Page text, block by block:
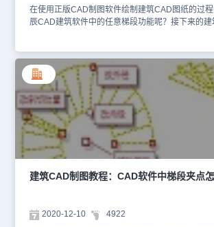
侧栏杆】创建内侧扶手，勾选此复选框自动生成默
杆。【标注上楼方向】勾选此项，在楼梯对象中，
时按步数设置剖切线中心所在位置，作为坡道时按
线中心所在位置。【作为坡道】此复选框，楼梯段
框中会显示出如下“单坡长度”的编辑框输入长度。
制双跑楼梯的注意事项：1.勾选“作为坡道”前要求
等，否则坡长不能准确定义；2.坡道的防滑条的间
要在勾选“作为坡道”前要设好。在确定楼梯参数和
楼梯所在的开间选择墙体(门窗)，自动算出楼梯间
度，提供预览插入楼梯，命令行提示：请选择楼梯
窗 [自由插入(F)]<退出>: 选择平台一侧的墙或门窗
格键插入楼梯，下图所示为选择普通窗与转角窗插
比较，如果小于后者就按后者，如果大于后者，就
大家介绍浩辰CAD建筑软件中绘制双跑楼梯的操作
伙伴可以关注浩辰CAD官网教程专区哦~
在使用正版CAD制图软件绘制建筑CAD图纸的过
辰CAD建筑软件中的任意梯段功能呢？接下来的
辰CAD建筑软软件中任意梯段命令以用户预先绘
梯段两侧边界，在对话框中输入踏步参数，创建形
了两个边线为直线或弧线外，其余参数与直线梯段
辰CAD建筑软件，然后找到并以点击建筑设计→楼
(RYTD)。如下图所示： 点取菜单命令后，命令行
左侧边线(LINE/ARC): 点取一根LINE线请点取梯段
(LINE/ARC): 点取另一根LINE线点取后屏幕弹出如
对话框，其中选项与直梯段基本相同。 输入相应参
定”，即绘制出以指定的两根线为边线的梯段。任
象，可以通过拖动夹点进行编辑，夹点的意义如下
击楼梯进入对象编辑重新设定参数。建筑CAD制图
点。如两边同时改变起点可改变梯段的长度。【改
点为“改终点”，控制所选侧梯段的终点。如两边同
建筑CAD制图教程：CAD软件中梯段夹点怎
2020-12-10 4922